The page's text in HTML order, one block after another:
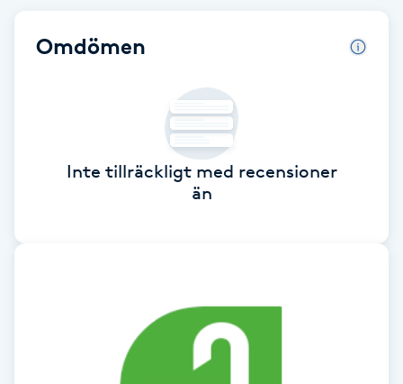
Barnklippning
Omdömen
Inte tillräckligt med recensioner
än